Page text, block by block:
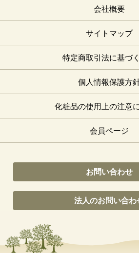
会社概要
サイトマップ
特定商取引法に基づ
個人情報保護方
化粧品の使用上の注意
会員ページ
お問い合わせ
法人のお問い合わ